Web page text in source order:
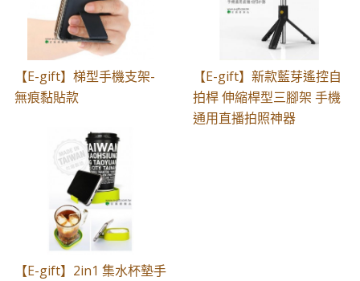
【E-gift】梯型手機支架-
無痕黏貼款
【E-gift】新款藍芽遙控自
拍桿 伸縮桿型三腳架 手機
通用直播拍照神器
【E-gift】2in1 集水杯墊手